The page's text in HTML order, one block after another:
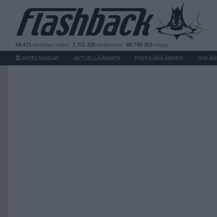
68 471 besökare online 1 711 326 medlemmar 88 749 303 inlägg
AVDELNINGAR AKTUELLA ÄMNEN POPULÄRA ÄMNEN NYA